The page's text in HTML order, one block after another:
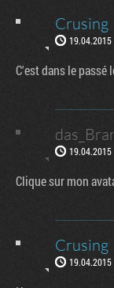
Crusing
19.04.2015
C'est dans le passé
19.04.2015
Clique sur mon
Crusing
19.04.2015